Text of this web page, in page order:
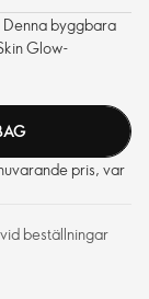
Denna byggbara
Glow-
pris, var
beställningar